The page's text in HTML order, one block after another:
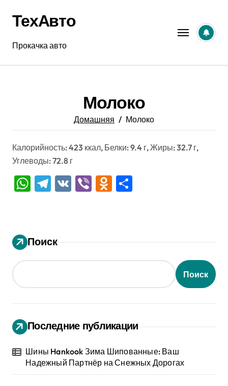
содержанию
ТехАвто
Прокачка авто
Молоко
Домашняя Молоко
Калорийность: 423 ккал, Белки: 9.4 г, Жиры: 32.7 г,
Углеводы: 72.8 г
WhatsApp
Telegram
VK ViberOdnoklassniki
Поиск
Поиск
Последние публикации
Шины Hankook Зима Шипованные: Ваш
Надежный Партнёр на Снежных Дорогах